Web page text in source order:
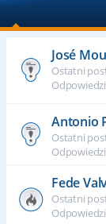
José
Ostatni
Antonio
Ostatni
Fede
Ostatni